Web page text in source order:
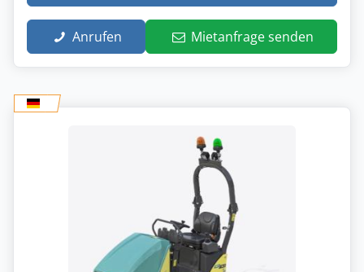
Anrufen Mietanfrage senden